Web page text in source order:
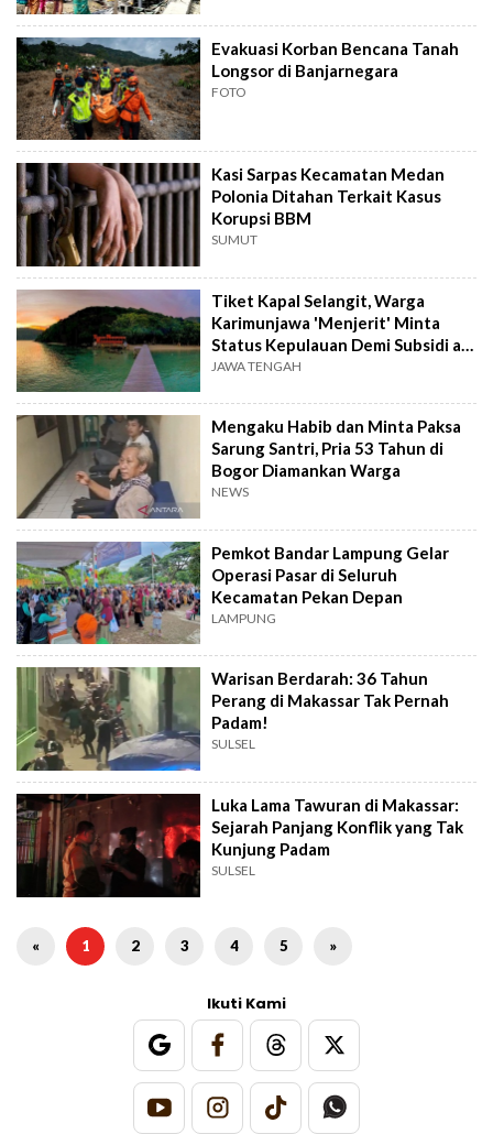
Evakuasi Korban Bencana Tanah
Longsor di Banjarnegara
FOTO
Kasi Sarpas Kecamatan Medan
Polonia Ditahan Terkait Kasus
Korupsi BBM
SUMUT
Tiket Kapal Selangit, Warga
Karimunjawa 'Menjerit' Minta
Status Kepulauan Demi Subsidi ala
Batam
JAWA TENGAH
Mengaku Habib dan Minta Paksa
Sarung Santri, Pria 53 Tahun di
Bogor Diamankan Warga
NEWS
Pemkot Bandar Lampung Gelar
Operasi Pasar di Seluruh
Kecamatan Pekan Depan
LAMPUNG
Warisan Berdarah: 36 Tahun
Perang di Makassar Tak Pernah
Padam!
SULSEL
Luka Lama Tawuran di Makassar:
Sejarah Panjang Konflik yang Tak
Kunjung Padam
SULSEL
« 1 2 3 4 5 »
Ikuti Kami